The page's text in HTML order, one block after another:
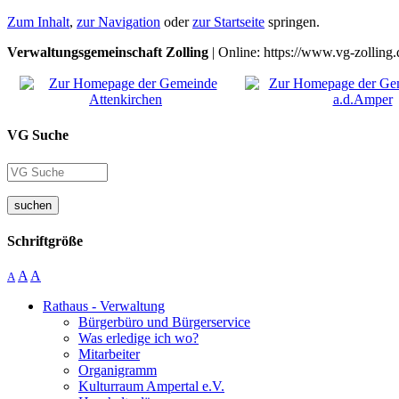
Zum Inhalt, zur Navigation oderzur Startseite springen.
Verwaltungsgemeinschaft Zolling | Online: https://www.vg-
VG Suche
suchen
Schriftgröße
A A A
Rathaus - Verwaltung
Bürgerbüro und Bürgerservice
Was erledige ich wo?
Mitarbeiter
Organigramm
Kulturraum Ampertal e.V.